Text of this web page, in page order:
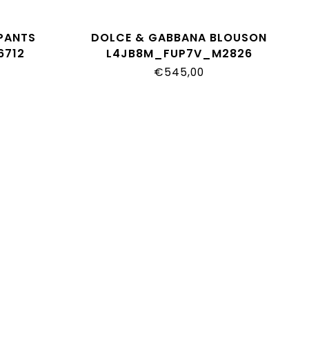
DOLCE & GABBANA BLOUSON
L4JB8M_FUP7V_M2826
€545,00